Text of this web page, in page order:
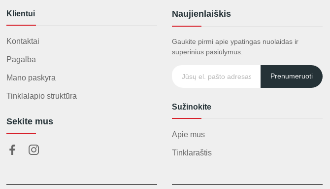
Klientui
Kontaktai
Pagalba
Mano paskyra
Tinklalapio struktūra
Sekite mus
Naujienlaiškis
Gaukite pirmi apie ypatingas nuolaidas ir
superinius pasiūlymus.
Prenumeruoti
Sužinokite
Apie mus
Tinklaraštis